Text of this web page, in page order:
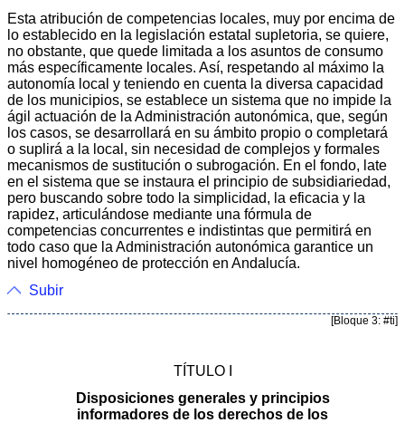
Esta atribución de competencias locales, muy por encima de
lo establecido en la legislación estatal supletoria, se quiere,
no obstante, que quede limitada a los asuntos de consumo
más específicamente locales. Así, respetando al máximo la
autonomía local y teniendo en cuenta la diversa capacidad
de los municipios, se establece un sistema que no impide la
ágil actuación de la Administración autonómica, que, según
los casos, se desarrollará en su ámbito propio o completará
o suplirá a la local, sin necesidad de complejos y formales
mecanismos de sustitución o subrogación. En el fondo, late
en el sistema que se instaura el principio de subsidiariedad,
pero buscando sobre todo la simplicidad, la eficacia y la
rapidez, articulándose mediante una fórmula de
competencias concurrentes e indistintas que permitirá en
todo caso que la Administración autonómica garantice un
nivel homogéneo de protección en Andalucía.
Subir
[Bloque 3: #ti]
TÍTULO I
Disposiciones generales y principios
informadores de los derechos de los